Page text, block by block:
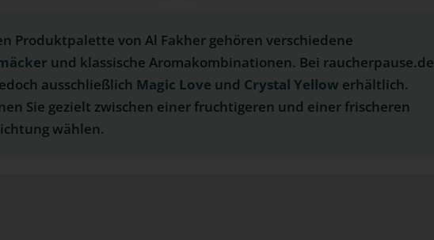
Produktpalette von Al Fakher gehören verschiedene
und klassische Aromakombinationen. Bei raucherpause.de
ausschließlich Magic Love und Crystal Yellow erhältlich.
Sie gezielt zwischen einer fruchtigeren und einer frischeren
wählen.